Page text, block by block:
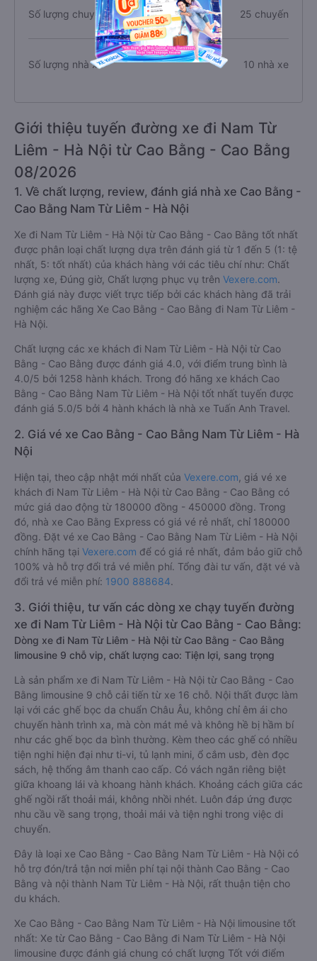
Số lượng chuyến xe 25 chuyến
Số lượng nhà xe 10 nhà xe
Giới thiệu tuyến đường xe đi Nam Từ
Liêm - Hà Nội từ Cao Bằng - Cao Bằng
08/2026
1. Về chất lượng, review, đánh giá nhà xe Cao Bằng -
Cao Bằng Nam Từ Liêm - Hà Nội
Xe đi Nam Từ Liêm - Hà Nội từ Cao Bằng - Cao Bằng tốt nhất
được phân loại chất lượng dựa trên đánh giá từ 1 đến 5 (1: tệ
nhất, 5: tốt nhất) của khách hàng với các tiêu chí như: Chất
lượng xe, Đúng giờ, Chất lượng phục vụ trên Vexere.com.
Đánh giá này được viết trực tiếp bởi các khách hàng đã trải
nghiệm các hãng Xe Cao Bằng - Cao Bằng đi Nam Từ Liêm -
Hà Nội.
Chất lượng các xe khách đi Nam Từ Liêm - Hà Nội từ Cao
Bằng - Cao Bằng được đánh giá 4.0, với điểm trung bình là
4.0/5 bởi 1258 hành khách. Trong đó hãng xe khách Cao
Bằng - Cao Bằng Nam Từ Liêm - Hà Nội tốt nhất tuyến được
đánh giá 5.0/5 bởi 4 hành khách là nhà xe Tuấn Anh Travel.
2. Giá vé xe Cao Bằng - Cao Bằng Nam Từ Liêm - Hà
Nội
Hiện tại, theo cập nhật mới nhất của Vexere.com , giá vé xe
khách đi Nam Từ Liêm - Hà Nội từ Cao Bằng - Cao Bằng có
mức giá dao động từ 180000 đồng - 450000 đồng. Trong
đó, nhà xe Cao Bằng Express có giá vé rẻ nhất, chỉ 180000
đồng. Đặt vé xe Cao Bằng - Cao Bằng Nam Từ Liêm - Hà Nội
chính hãng tại Vexere.com để có giá rẻ nhất, đảm bảo giữ chỗ
100% và hỗ trợ đổi trả vé miễn phí. Tổng đài tư vấn, đặt vé và
đổi trả vé miễn phí: 1900 888684.
3. Giới thiệu, tư vấn các dòng xe chạy tuyến đường
xe đi Nam Từ Liêm - Hà Nội từ Cao Bằng - Cao Bằng:
Dòng xe đi Nam Từ Liêm - Hà Nội từ Cao Bằng - Cao Bằng
limousine 9 chỗ vip, chất lượng cao: Tiện lợi, sang trọng
Là sản phẩm xe đi Nam Từ Liêm - Hà Nội từ Cao Bằng - Cao
Bằng limousine 9 chỗ cải tiến từ xe 16 chỗ. Nội thất được làm
lại với các ghế bọc da chuẩn Châu Âu, không chỉ êm ái cho
chuyến hành trình xa, mà còn mát mẻ và không hề bị hầm bí
như các ghế bọc da bình thường. Kèm theo các ghế có nhiều
tiện nghi hiện đại như ti-vi, tủ lạnh mini, ổ cắm usb, đèn đọc
sách, hệ thống âm thanh cao cấp. Có vách ngăn riêng biệt
giữa khoang lái và khoang hành khách. Khoảng cách giữa các
ghế ngồi rất thoải mái, không nhồi nhét. Luôn đáp ứng được
nhu cầu về sang trọng, thoải mái và tiện nghi trong việc di
chuyển.
Đây là loại xe Cao Bằng - Cao Bằng Nam Từ Liêm - Hà Nội có
hỗ trợ đón/trả tận nơi miễn phí tại nội thành Cao Bằng - Cao
Bằng và nội thành Nam Từ Liêm - Hà Nội, rất thuận tiện cho
du khách.
Xe Cao Bằng - Cao Bằng Nam Từ Liêm - Hà Nội limousine tốt
nhất: Xe từ Cao Bằng - Cao Bằng đi Nam Từ Liêm - Hà Nội
limousine được đánh giá chung có chất lượng Tốt với điểm